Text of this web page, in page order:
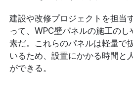
建設や改修プロジェクトを担当
って、WPC壁パネルの施工の
素だ。これらのパネルは軽量で
いるため、設置にかかる時間と
ができる。